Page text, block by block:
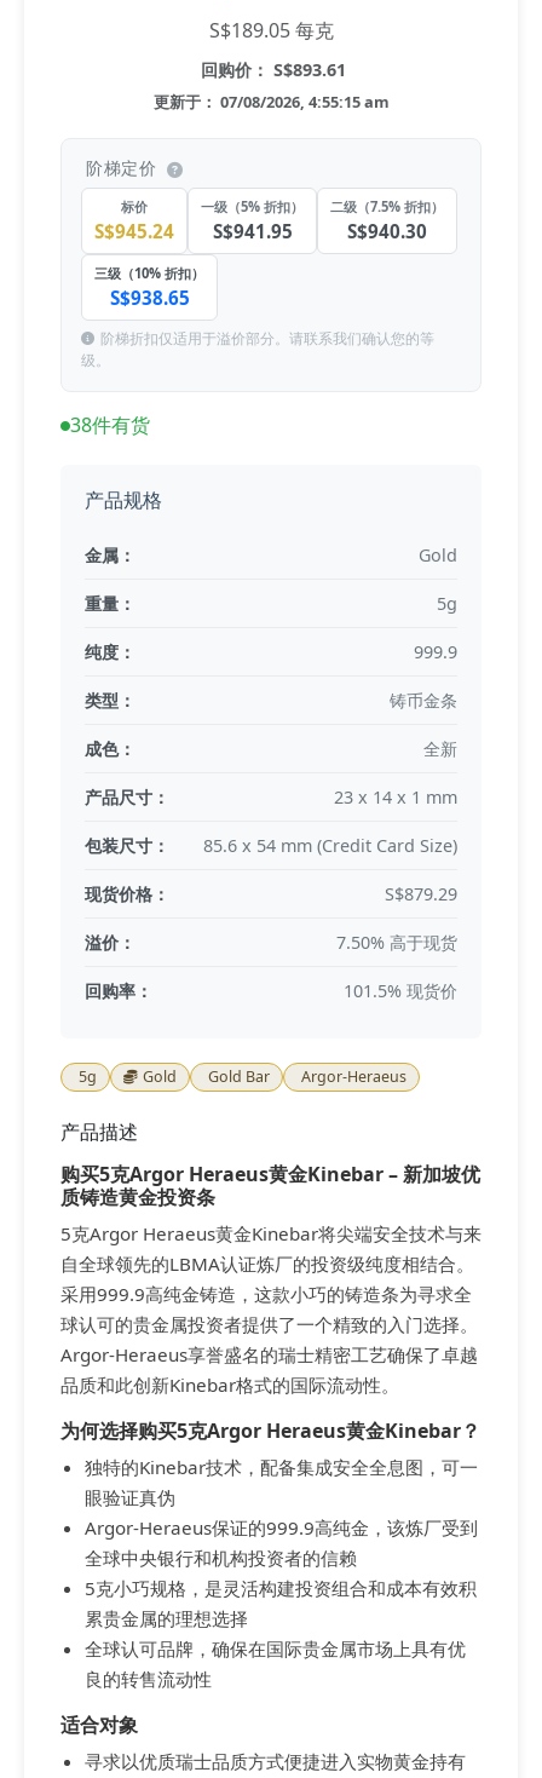
S$189.05 每克
回购价： S$893.61
更新于： 07/08/2026, 4:55:15 am
阶梯定价
标价
S$945.24
一级（5% 折扣）
S$941.95
二级（7.5% 折扣）
S$940.30
三级（10% 折扣）
S$938.65
阶梯折扣仅适用于溢价部分。请联系我们确认您的等
级。
38件有货
产品规格
金属： Gold
重量： 5g
纯度： 999.9
类型： 铸币金条
成色： 全新
产品尺寸： 23 x 14 x 1 mm
包装尺寸： 85.6 x 54 mm (Credit Card Size)
现货价格： S$879.29
溢价： 7.50% 高于现货
回购率： 101.5% 现货价
5g Gold Gold Bar Argor-Heraeus
产品描述
购买5克Argor Heraeus黄金Kinebar – 新加坡优
质铸造黄金投资条
5克Argor Heraeus黄金Kinebar将尖端安全技术与来
自全球领先的LBMA认证炼厂的投资级纯度相结合。
采用999.9高纯金铸造，这款小巧的铸造条为寻求全
球认可的贵金属投资者提供了一个精致的入门选择。
Argor-Heraeus享誉盛名的瑞士精密工艺确保了卓越
品质和此创新Kinebar格式的国际流动性。
为何选择购买5克Argor Heraeus黄金Kinebar？
独特的Kinebar技术，配备集成安全全息图，可一
眼验证真伪
Argor-Heraeus保证的999.9高纯金，该炼厂受到
全球中央银行和机构投资者的信赖
5克小巧规格，是灵活构建投资组合和成本有效积
累贵金属的理想选择
全球认可品牌，确保在国际贵金属市场上具有优
良的转售流动性
适合对象
寻求以优质瑞士品质方式便捷进入实物黄金持有